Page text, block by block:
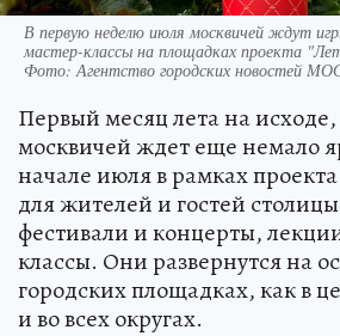
В первую неделю июля москвичей ждут
мастер-классы на площадках проекта
Фото: Агентство городских новостей
Первый месяц лета на
москвичей ждет еще немало
начале июля в рамках
для жителей и гостей
фестивали и концерты,
классы. Они развернутся на
городских площадках, как в
и во всех округах.